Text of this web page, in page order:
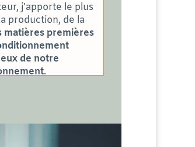
j’apporte le plus
production, de la
matières premières
de notre
.